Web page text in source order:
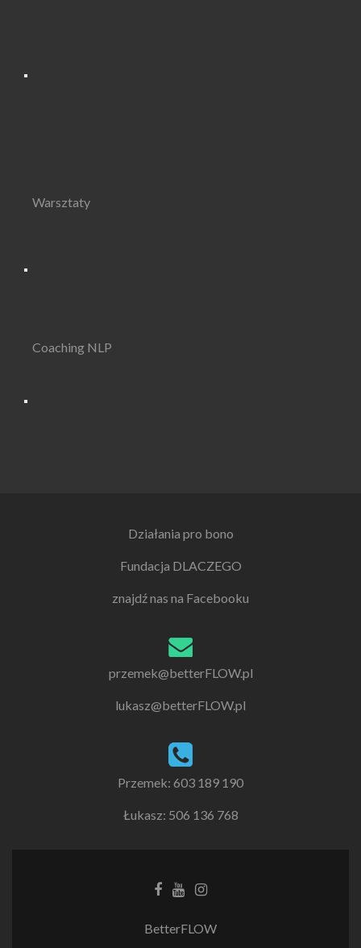
Warsztaty
Coaching NLP
Działania pro bono
Fundacja DLACZEGO
znajdź nas na Facebooku
przemek@betterFLOW.pl
lukasz@betterFLOW.pl
Przemek: 603 189 190
Łukasz: 506 136 768
Facebook
YoutubeInstagram
BetterFLOW